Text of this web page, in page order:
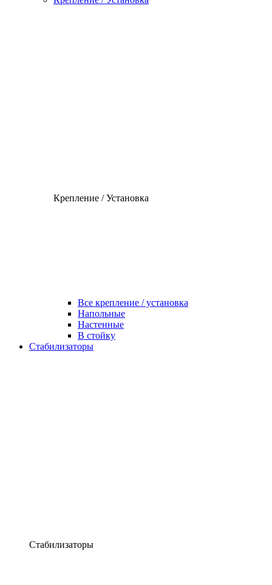
Крепление / Установка
Все крепление / установка
Напольные
Настенные
В стойку
Стабилизаторы
Стабилизаторы